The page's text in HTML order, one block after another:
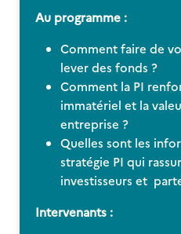
Au programme :
Comment faire de
lever des fonds ?
Comment la PI
immatériel et la
entreprise ?
Quelles sont les
stratégie PI qui
investisseurs et
Intervenants :